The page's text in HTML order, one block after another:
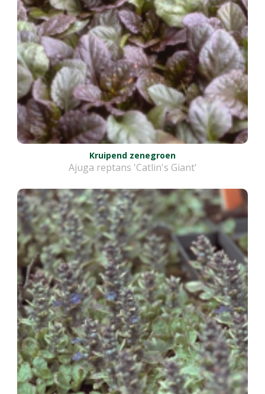
Kruipend zenegroen
Ajuga reptans 'Catlin's Giant'